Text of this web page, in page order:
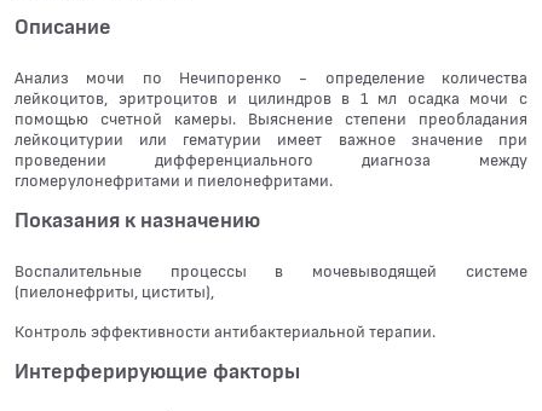
Описание
Анализ мочи по Нечипоренко - определение количества
лейкоцитов, эритроцитов и цилиндров в 1 мл осадка мочи с
помощью счетной камеры. Выяснение степени преобладания
лейкоцитурии или гематурии имеет важное значение при
проведении дифференциального диагноза между
гломерулонефритами и пиелонефритами.
Показания к назначению
Воспалительные процессы в мочевыводящей системе
(пиелонефриты, циститы),
Контроль эффективности антибактериальной терапии.
Интерферирующие факторы